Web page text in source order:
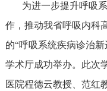
为进一步提升呼吸
作，推动我省呼吸内科
的“呼吸系统疾病诊治
学术厅成功举办。此次
医院程德云教授、范红